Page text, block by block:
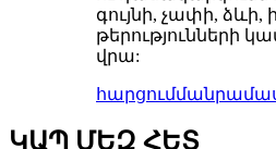
գույնի, չափի, ձևի,
թերությունների
վրա:
հարցում
ԿԱՊ ՄԵԶ ՀԵՏ